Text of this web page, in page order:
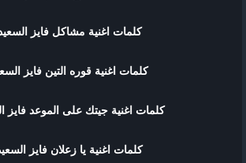
كلمات اغنية مشاكل فايز
كلمات اغنية قوره التين فايز
كلمات اغنية جيتك على الموعد فايز
كلمات اغنية يا زعلان فايز